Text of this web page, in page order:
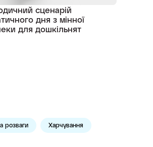
сценарій
дня з мінної
для дошкільнят
розваги Харчування